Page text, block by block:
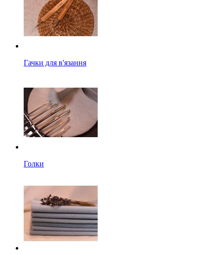
Гачки для в'язання
Голки